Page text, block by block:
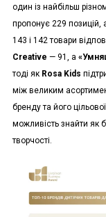
один із найбільш
пропонує 229 позицій,
143 і 142 товари
Creative — 91, а
тоді як Rosa Kids
між великим
бренду та його
можливість знайти як
творчості.